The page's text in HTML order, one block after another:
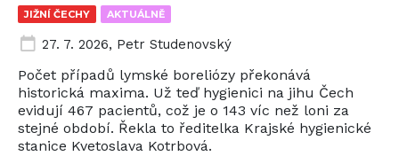
JIŽNÍ ČECHY AKTUÁLNĚ
27. 7. 2026, Petr Studenovský
Počet případů lymské boreliózy překonává
historická maxima. Už teď hygienici na jihu Čech
evidují 467 pacientů, což je o 143 víc než loni za
stejné období. Řekla to ředitelka Krajské hygienické
stanice Kvetoslava Kotrbová.